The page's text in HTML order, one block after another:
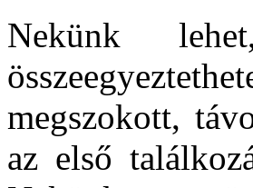
Nekünk
megszokott,
az első